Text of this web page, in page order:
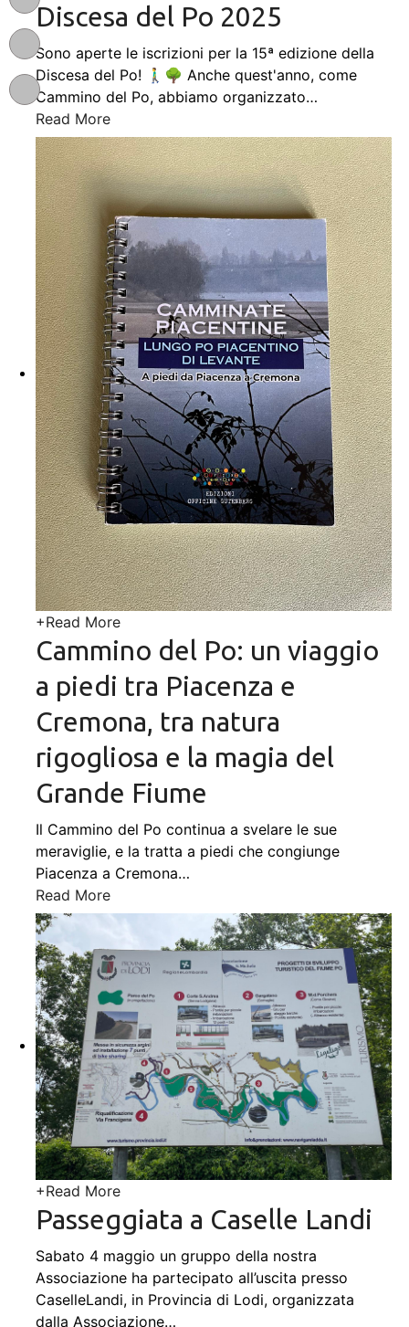
Discesa del Po 2025
Sono aperte le iscrizioni per la 15ª edizione della
Discesa del Po! 🚶‍♂️🌳 Anche quest'anno, come
Cammino del Po, abbiamo organizzato…
Read More
+Read More
Cammino del Po: un viaggio
a piedi tra Piacenza e
Cremona, tra natura
rigogliosa e la magia del
Grande Fiume
Il Cammino del Po continua a svelare le sue
meraviglie, e la tratta a piedi che congiunge
Piacenza a Cremona…
Read More
+Read More
Passeggiata a Caselle Landi
Sabato 4 maggio un gruppo della nostra
Associazione ha partecipato all’uscita presso
CaselleLandi, in Provincia di Lodi, organizzata
dalla Associazione…